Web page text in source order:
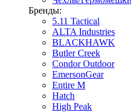
Бренды:
5.11 Tactical
ALTA Industries
BLACKHAWK
Butler Creek
Condor Outdoor
EmersonGear
Entire M
Hatch
High Peak